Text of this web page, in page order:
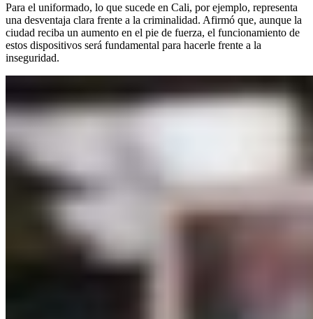
Para el uniformado, lo que sucede en Cali, por ejemplo, representa
una desventaja clara frente a la criminalidad. Afirmó que, aunque la
ciudad reciba un aumento en el pie de fuerza, el funcionamiento de
estos dispositivos será fundamental para hacerle frente a la
inseguridad.